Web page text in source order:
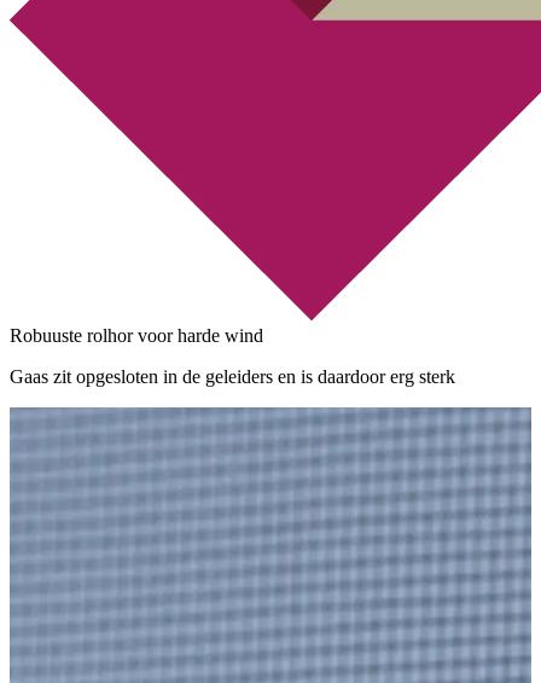
Robuuste rolhor voor harde wind
Gaas zit opgesloten in de geleiders en is daardoor erg sterk